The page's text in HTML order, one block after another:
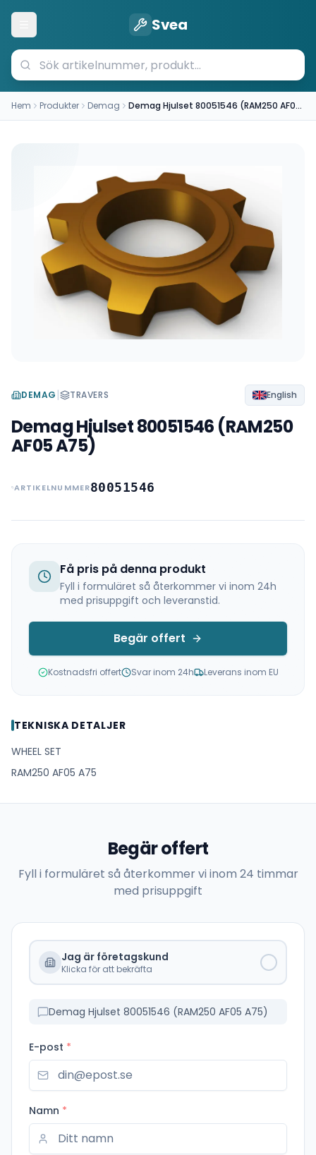
Öppna meny Svea
Hem Produkter Demag Demag Hjulset 80051546 (RAM250 AF05 A75)
DEMAG | TRAVERS English
Demag Hjulset 80051546 (RAM250
AF05 A75)
ARTIKELNUMMER80051546
Få pris på denna produkt
Fyll i formuläret så återkommer vi inom 24h
med prisuppgift och leveranstid.
Begär offert
Kostnadsfri offert Svar inom 24h Leverans inom EU
TEKNISKA DETALJER
WHEEL SET
RAM250 AF05 A75
Begär offert
Fyll i formuläret så återkommer vi inom 24 timmar
med prisuppgift
Jag är företagskund
Klicka för att bekräfta
Demag Hjulset 80051546 (RAM250 AF05 A75)
E-post *
Namn *